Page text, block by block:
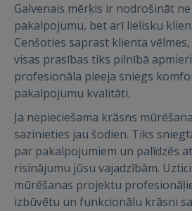
Galvenais mērķis ir nodrošināt
pakalpojumu, bet arī lielisku
Cenšoties saprast klienta
visas prasības tiks pilnībā
profesionāla pieeja sniegs
pakalpojumu kvalitāti.
Ja nepieciešama krāsns
sazinieties jau šodien. Tiks
par pakalpojumiem un palīdzēs
risinājumu jūsu vajadzībām.
mūrēšanas projektu
izbūvētu un funkcionālu krāsni